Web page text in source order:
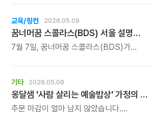
1:1로 살펴주시며, 전문가의 손길로 내 몸의
막힌 곳을 직접 풀어드립니다. 어디서 어떤
통증이 오는지, 왜 오래가는지 그 근본
원인부터 함께 찾아갑니다.
교육/링컨 2026.05.09
꿈너머꿈 스콜라스(BDS) 서울 설명회 7월 7일(화) 오전 11시
7월 7일, 꿈너머꿈 스콜라스(BDS)가
넓은 미래로 연결해 줄 교육, 그 답을 찾고
계신다면 이번 서울 설명회가 뜻깊은
시간이 될 것입니다.
기타 2026.05.08
옹달샘 '사람 살리는 예술밥상' 가정의 달 선물세트 마지막 안내드립니다
주문 마감이 얼마 남지 않았습니다.